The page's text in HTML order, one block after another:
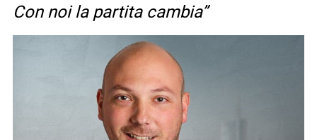
Con noi la partita cambia”